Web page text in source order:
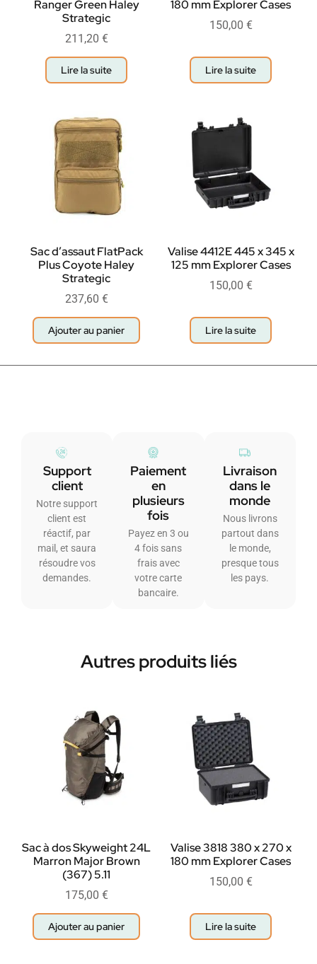
Ranger Green Haley
Strategic
211,20 €
Lire la suite
180 mm Explorer Cases
150,00 €
Lire la suite
Sac d’assaut FlatPack
Plus Coyote Haley
Strategic
237,60 €
Ajouter au panier
Valise 4412E 445 x 345 x
125 mm Explorer Cases
150,00 €
Lire la suite
Support
client
Notre support
client est
réactif, par
mail, et saura
résoudre vos
demandes.
Paiement
en
plusieurs
fois
Payez en 3 ou
4 fois sans
frais avec
votre carte
bancaire.
Livraison
dans le
monde
Nous livrons
partout dans
le monde,
presque tous
les pays.
Autres produits liés
Sac à dos Skyweight 24L
Marron Major Brown
(367) 5.11
175,00 €
Ajouter au panier
Valise 3818 380 x 270 x
180 mm Explorer Cases
150,00 €
Lire la suite